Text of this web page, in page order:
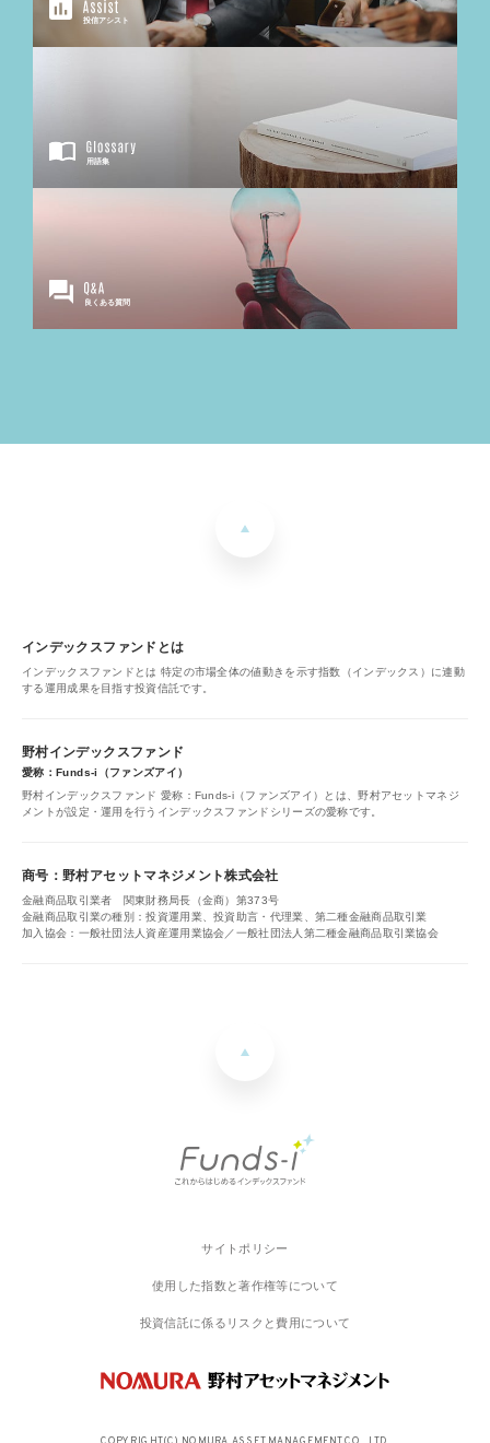
投信アシスト
用語集
良くある質問
インデックスファンドとは
インデックスファンドとは 特定の市場全体の値動きを示す指数（インデックス）に連動
する運用成果を目指す投資信託です。
野村インデックスファンド
愛称：Funds-i（ファンズアイ）
野村インデックスファンド 愛称：Funds-i（ファンズアイ）とは、野村アセットマネジ
メントが設定・運用を行うインデックスファンドシリーズの愛称です。
商号：野村アセットマネジメント株式会社
金融商品取引業者 関東財務局長（金商）第373号
金融商品取引業の種別：投資運用業、投資助言・代理業、第二種金融商品取引業
加入協会：一般社団法人資産運用業協会／一般社団法人第二種金融商品取引業協会
サイトポリシー
使用した指数と著作権等について
投資信託に係るリスクと費用について